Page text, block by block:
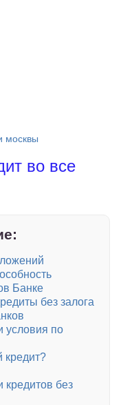
москвы
во все
Банке
без залога
условия по
кредит?
кредитов без